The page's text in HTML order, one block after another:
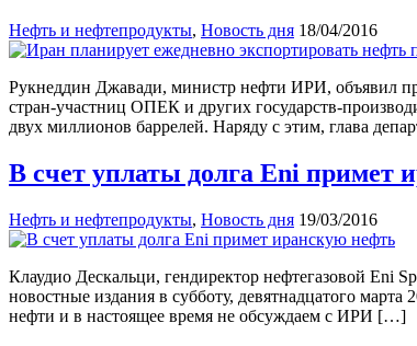
Нефть и нефтепродукты, Новость дня 18/04/2016
Рукнеддин Джавади, министр нефти ИРИ, объявил
стран-участниц ОПЕК и других государств-
двух миллионов баррелей. Наряду с этим, глава
В счет уплаты долга Eni примет
Нефть и нефтепродукты, Новость дня 19/03/2016
Клаудио Дескальци, гендиректор нефтегазовой Eni
новостные издания в субботу, девятнадцатого
нефти и в настоящее время не обсуждаем с ИРИ […]